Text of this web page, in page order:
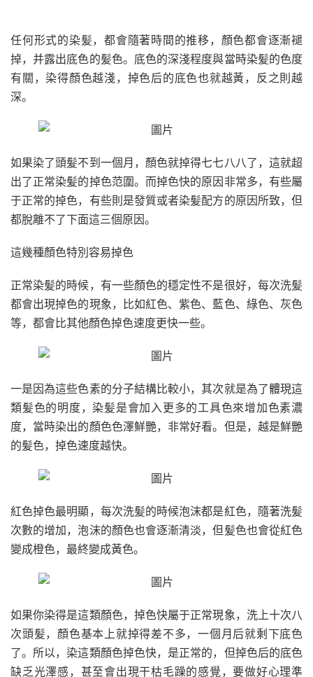
任何形式的染髪，都會隨著時間的推移，顏色都會逐漸褪
掉，并露出底色的髪色。底色的深淺程度與當時染髪的色度
有關，染得顏色越淺，掉色后的底色也就越黃，反之則越
深。
如果染了頭髪不到一個月，顏色就掉得七七八八了，這就超
出了正常染髪的掉色范圍。而掉色快的原因非常多，有些屬
于正常的掉色，有些則是發質或者染髪配方的原因所致，但
都脫離不了下面這三個原因。
這幾種顏色特別容易掉色
正常染髪的時候，有一些顏色的穩定性不是很好，每次洗髪
都會出現掉色的現象，比如紅色、紫色、藍色、綠色、灰色
等，都會比其他顏色掉色速度更快一些。
一是因為這些色素的分子結構比較小，其次就是為了體現這
類髪色的明度，染髪是會加入更多的工具色來增加色素濃
度，當時染出的顏色色澤鮮艷，非常好看。但是，越是鮮艷
的髪色，掉色速度越快。
紅色掉色最明顯，每次洗髪的時候泡沫都是紅色，隨著洗髪
次數的增加，泡沫的顏色也會逐漸清淡，但髪色也會從紅色
變成橙色，最終變成黃色。
如果你染得是這類顏色，掉色快屬于正常現象，洗上十次八
次頭髪，顏色基本上就掉得差不多，一個月后就剩下底色
了。所以，染這類顏色掉色快，是正常的，但掉色后的底色
缺乏光澤感，甚至會出現干枯毛躁的感覺，要做好心理準